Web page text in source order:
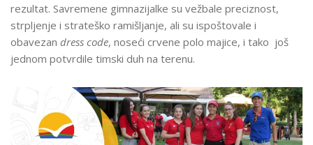
rezultat. Savremene gimnazijalke su vežbale preciznost,
strpljenje i strateško ramišljanje, ali su ispoštovale i
obavezan dress code, noseći crvene polo majice, i tako još
jednom potvrdile timski duh na terenu.